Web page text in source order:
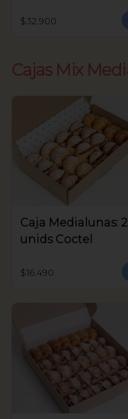
$32.900
Cajas Mix
Caja Medialunas:
unids Coctel
$16.490